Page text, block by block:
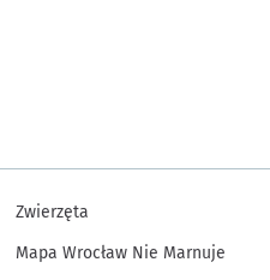
Zwierzęta
Mapa Wrocław Nie Marnuje